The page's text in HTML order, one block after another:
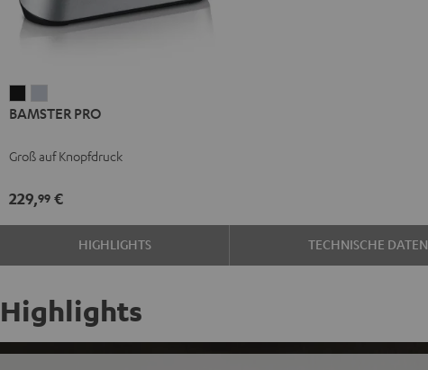
PROPRO
BAMSTER PRO
Groß auf Knopfdruck
229,99 €
HIGHLIGHTS TECHNISCHE DATEN
Highlights